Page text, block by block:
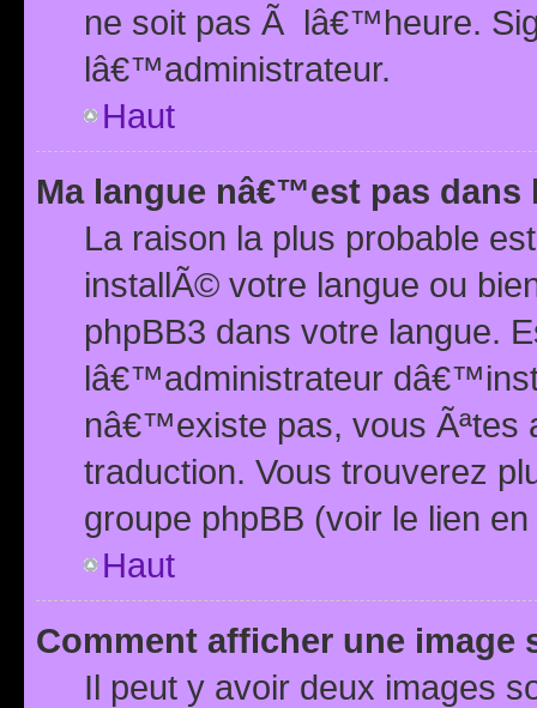
ne soit pas Ã lâ€™heure.
lâ€™administrateur.
Haut
Ma langue nâ€™est pas dans
La raison la plus probable
installÃ© votre langue ou
phpBB3 dans votre langue.
lâ€™administrateur
nâ€™existe pas, vous Ãªtes
traduction. Vous trouverez
groupe phpBB (voir le lien
Haut
Comment afficher une image
Il peut y avoir deux images